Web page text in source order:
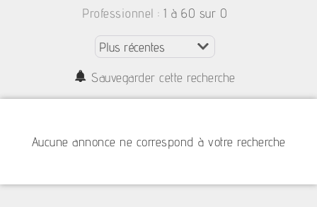
Professionnel : 1 à 60 sur 0
Sauvegarder cette recherche
Aucune annonce ne correspond à votre recherche